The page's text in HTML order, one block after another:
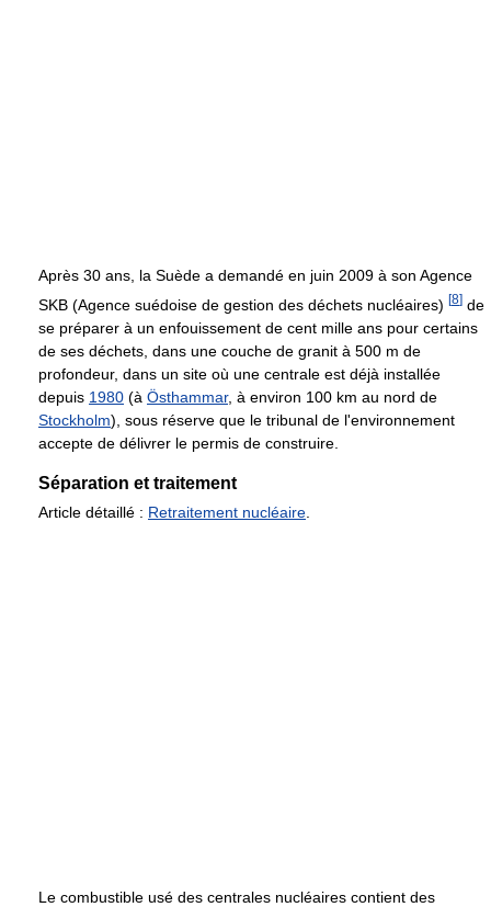
Après 30 ans, la Suède a demandé en juin 2009 à son Agence
SKB (Agence suédoise de gestion des déchets nucléaires) [8] de
se préparer à un enfouissement de cent mille ans pour certains
de ses déchets, dans une couche de granit à 500 m de
profondeur, dans un site où une centrale est déjà installée
depuis 1980 (à Östhammar, à environ 100 km au nord de
Stockholm), sous réserve que le tribunal de l'environnement
accepte de délivrer le permis de construire.
Séparation et traitement
Article détaillé : Retraitement nucléaire
Le combustible usé des centrales nucléaires contient des